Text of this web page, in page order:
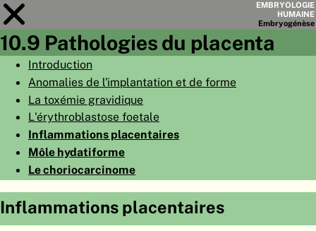
EMBRYOLOGIE
HUMAINE
Embryogénèse
Module10
LISTE DES CHAPITRES
10.9 Pathologies du placenta
Introduction
Anomalies de l'implantation et de forme
La toxémie gravidique
L'érythroblastose foetale
Inflammations placentaires
Môle hydatiforme
Le choriocarcinome
Inflammations placentaires